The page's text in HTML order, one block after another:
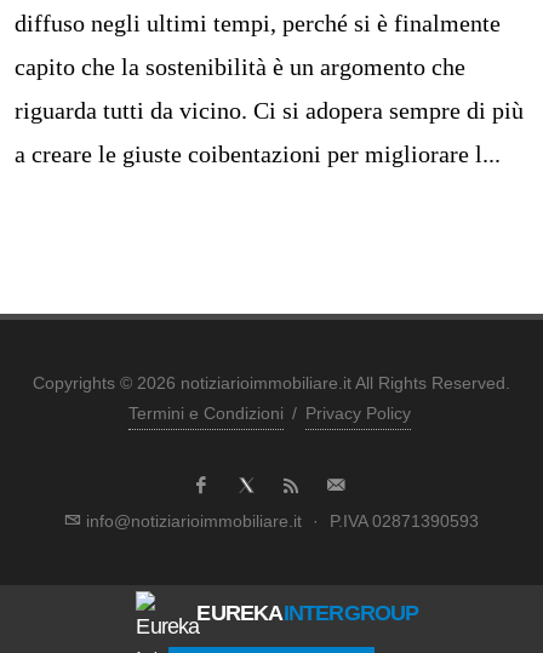
diffuso negli ultimi tempi, perché si è finalmente
capito che la sostenibilità è un argomento che
riguarda tutti da vicino. Ci si adopera sempre di più
a creare le giuste coibentazioni per migliorare l...
Copyrights © 2026 notiziarioimmobiliare.it All Rights Reserved.
Termini e Condizioni / Privacy Policy
info@notiziarioimmobiliare.it · P.IVA 02871390593
EUREKAINTERGROUP